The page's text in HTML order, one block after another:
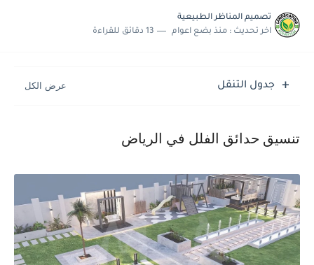
تصميم المناظر الطبيعية
اخر تحديث : منذ بضع اعوام 13 دقائق للقراءة
جدول التنقل
تنسيق حدائق الفلل في الرياض